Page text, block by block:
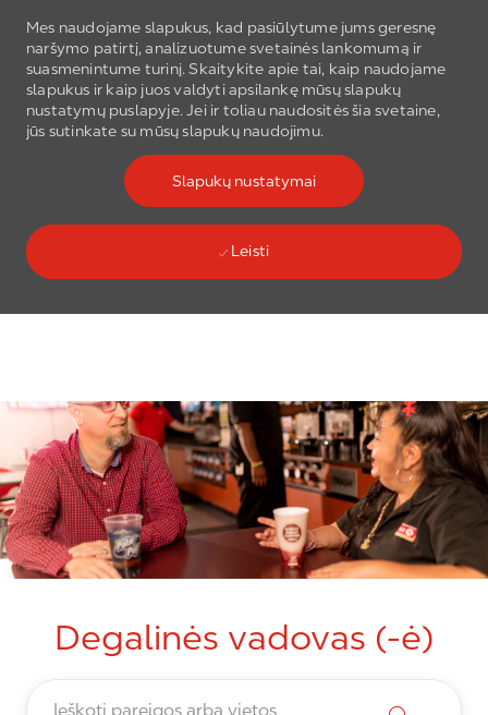
Mes naudojame slapukus, kad pasiūlytume jums geresnę
naršymo patirtį, analizuotume svetainės lankomumą ir
suasmenintume turinį. Skaitykite apie tai, kaip naudojame
slapukus ir kaip juos valdyti apsilankę mūsų slapukų
nustatymų puslapyje. Jei ir toliau naudositės šia svetaine,
jūs sutinkate su mūsų slapukų naudojimu.
Slapukų nustatymai
Leisti
Skip to main content
Degalinės vadovas (-ė)